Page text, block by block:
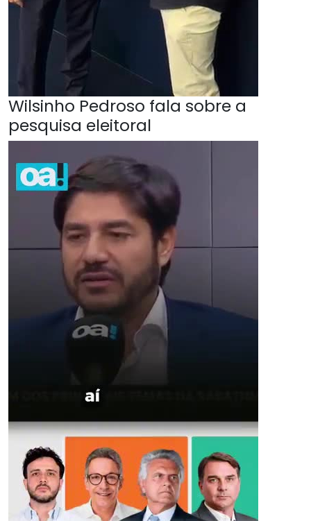
Wilsinho Pedroso fala sobre a
pesquisa eleitoral